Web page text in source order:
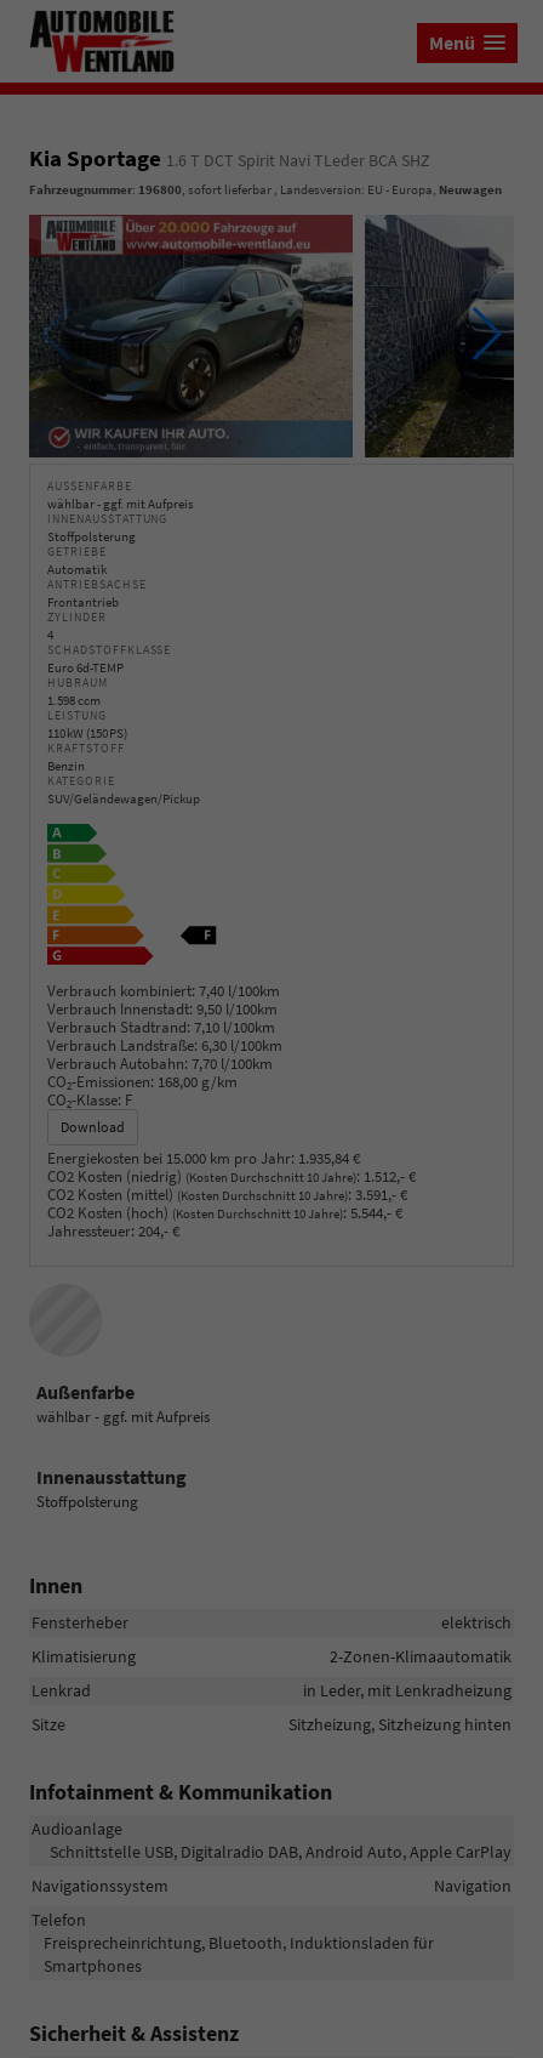
Menü
Kia Sportage 1.6 T DCT Spirit Navi TLeder BCA SHZ
Fahrzeugnummer: 196800, sofort lieferbar , Landesversion: EU - Europa, Neuwagen
AUSSENFARBE
wählbar - ggf. mit Aufpreis
INNENAUSSTATTUNG
Stoffpolsterung
GETRIEBE
Automatik
ANTRIEBSACHSE
Frontantrieb
ZYLINDER
4
SCHADSTOFFKLASSE
Euro 6d-TEMP
HUBRAUM
1.598 ccm
LEISTUNG
110 kW (150 PS)
KRAFTSTOFF
Benzin
KATEGORIE
SUV/Geländewagen/Pickup
Verbrauch kombiniert: 7,40 l/100km
Verbrauch Innenstadt: 9,50 l/100km
Verbrauch Stadtrand: 7,10 l/100km
Verbrauch Landstraße: 6,30 l/100km
Verbrauch Autobahn: 7,70 l/100km
CO2-Emissionen: 168,00 g/km
CO2-Klasse: F
Download
Energiekosten bei 15.000 km pro Jahr: 1.935,84 €
CO2 Kosten (niedrig) (Kosten Durchschnitt 10 Jahre): 1.512,- €
CO2 Kosten (mittel) (Kosten Durchschnitt 10 Jahre): 3.591,- €
CO2 Kosten (hoch) (Kosten Durchschnitt 10 Jahre): 5.544,- €
Jahressteuer: 204,- €
Außenfarbe
wählbar - ggf. mit Aufpreis
Innenausstattung
Stoffpolsterung
Innen
Fensterheber
elektrisch
Klimatisierung
2-Zonen-Klimaautomatik
Lenkrad
in Leder, mit Lenkradheizung
Sitze
Sitzheizung, Sitzheizung hinten
Infotainment & Kommunikation
Audioanlage
Schnittstelle USB, Digitalradio DAB, Android Auto, Apple CarPlay
Navigationssystem
Navigation
Telefon
Freisprecheinrichtung, Bluetooth, Induktionsladen für
Smartphones
Sicherheit & Assistenz